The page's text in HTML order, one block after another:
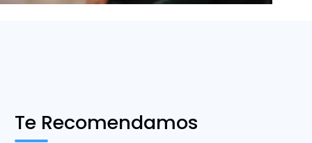
Te Recomendamos